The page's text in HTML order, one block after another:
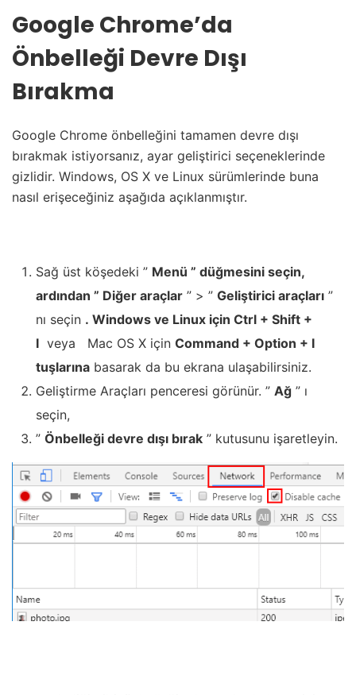
Google Chrome’da
Önbelleği Devre Dışı
Bırakma
Google Chrome önbelleğini tamamen devre dışı
bırakmak istiyorsanız, ayar geliştirici seçeneklerinde
gizlidir. Windows, OS X ve Linux sürümlerinde buna
nasıl erişeceğiniz aşağıda açıklanmıştır.
Sağ üst köşedeki ” Menü ” düğmesini seçin,
ardından ” Diğer araçlar ” > ” Geliştirici araçları ”
nı seçin . Windows ve Linux için Ctrl + Shift +
I veya Mac OS X için Command + Option + I
tuşlarına basarak da bu ekrana ulaşabilirsiniz.
Geliştirme Araçları penceresi görünür. ” Ağ ” ı
seçin,
” Önbelleği devre dışı bırak ” kutusunu işaretleyin.